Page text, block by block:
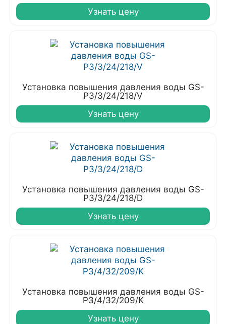
Узнать цену
Установка повышения давления воды GS-
P3/3/24/218/V
Узнать цену
Установка повышения давления воды GS-
P3/3/24/218/D
Узнать цену
Установка повышения давления воды GS-
P3/4/32/209/K
Узнать цену